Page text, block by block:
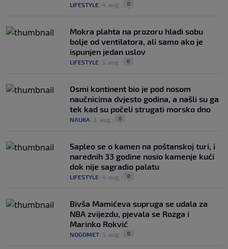
LIFESTYLE 4. aug. 0
Mokra plahta na prozoru hladi sobu
bolje od ventilatora, ali samo ako je
ispunjen jedan uslov
LIFESTYLE 5. aug. 0
Osmi kontinent bio je pod nosom
naučnicima dvjesto godina, a našli su ga
tek kad su počeli strugati morsko dno
NAUKA 3. aug. 0
Saplео se o kamen na poštanskoj turi, i
narednih 33 godine nosio kamenje kući
dok nije sagradio palatu
LIFESTYLE 4. aug. 0
Bivša Mamićeva supruga se udala za
NBA zvijezdu, pjevala se Rozga i
Marinko Rokvić
NOGOMET 5. aug. 0